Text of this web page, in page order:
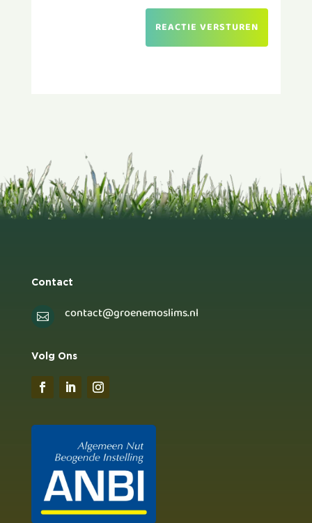
REACTIE VERSTUREN
Contact
 contact@groenemoslims.nl
Volg Ons